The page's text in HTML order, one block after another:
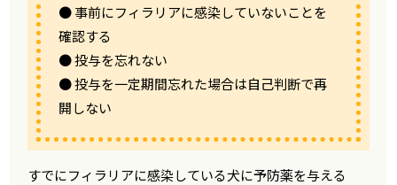
● 事前にフィラリアに感染していないことを
確認する
● 投与を忘れない
● 投与を一定期間忘れた場合は自己判断で再
開しない
すでにフィラリアに感染している犬に予防薬を与える